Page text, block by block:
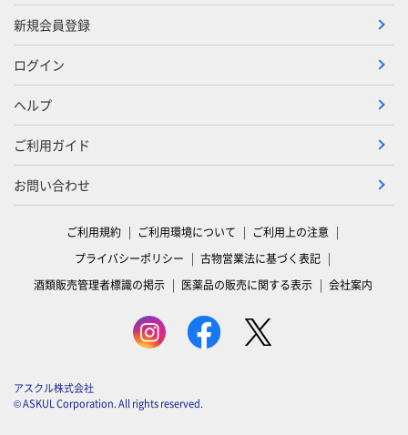
新規会員登録
ログイン
ヘルプ
ご利用ガイド
お問い合わせ
ご利用規約 ご利用環境について
ご利用上の注意
プライバシーポリシー
古物営業法に基づく表記
酒類販売管理者標識の掲示
医薬品の販売に関する表示 会社案内
アスクル株式会社
© ASKUL Corporation. All rights reserved.